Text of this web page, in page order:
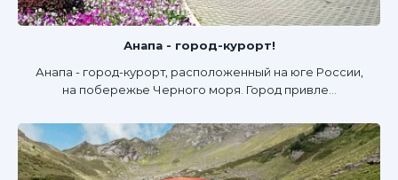
Анапа - город-курорт!
Анапа - город-курорт, расположенный на юге России,
на побережье Черного моря. Город привле...